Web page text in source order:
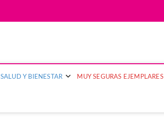
SALUD Y BIENESTAR MUY SEGURAS EJEMPLARES